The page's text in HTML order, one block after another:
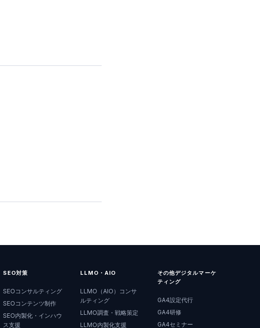
SEO対策
SEOコンサルティング
SEOコンテンツ制作
SEO内製化・インハウ
ス支援
LLMO・AIO
LLMO（AIO）コンサ
ルティング
LLMO調査・戦略策定
LLMO内製化支援
その他デジタルマーケ
ティング
GA4設定代行
GA4研修
GA4セミナー